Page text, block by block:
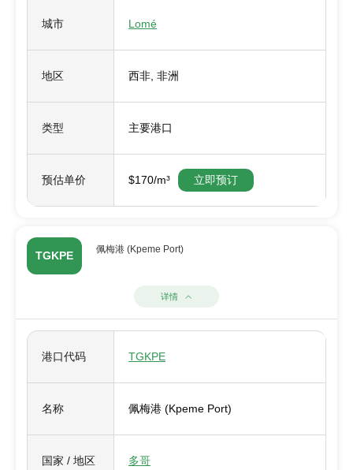
城市 Lomé
地区 西非, 非洲
类型 主要港口
预估单价 $170/m³ 立即预订
TGKPE 佩梅港 (Kpeme Port)
详情
港口代码 TGKPE
名称 佩梅港 (Kpeme Port)
国家 / 地区 多哥